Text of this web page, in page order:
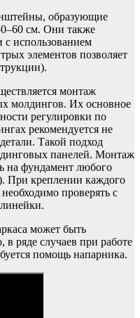
образующие
см. Они также
использованием
элементов позволяет
монтаж
молдингов. Их основное
регулировки по
рекомендуется не
Такой подход
панелей. Монтаж
на фундамент любого
При креплении каждого
проверять с
может быть
ряде случаев при работе
помощь напарника.